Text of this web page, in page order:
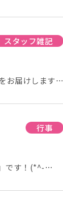
き、首の付け
み込みます。
いながら真剣か
お手入れに、
られても女性
。 それでは、
香寿庵 細田
スタッフ雑記
お届けします。
ていました。
ループホーム
行事
です！(*^-
インス